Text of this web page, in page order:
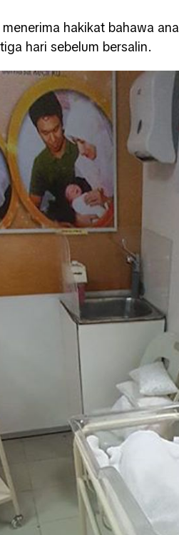
hakikat bahawa
hari sebelum bersalin.